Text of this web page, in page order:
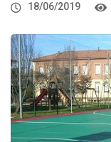
18/06/2019